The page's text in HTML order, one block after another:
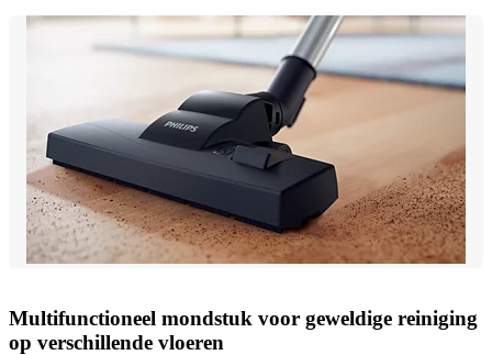
Multifunctioneel mondstuk voor geweldige reiniging
op verschillende vloeren